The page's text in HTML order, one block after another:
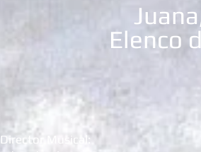
Elenco
Director Musical: